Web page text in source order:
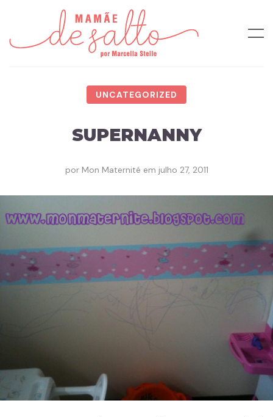
UNCATEGORIZED
SUPERNANNY
por Mon Maternité em julho 27, 2011